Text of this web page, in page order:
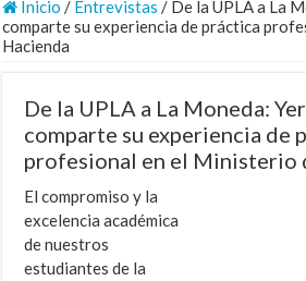
Inicio / Entrevistas / De la UPLA a La
comparte su experiencia de práctica
Hacienda
De la UPLA a La Moneda:
comparte su experiencia de
profesional en el Ministerio
El compromiso y la
excelencia académica
de nuestros
estudiantes de la